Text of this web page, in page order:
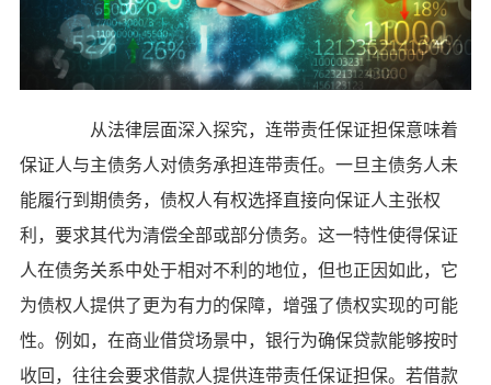
从法律层面深入探究，连带责任保证担保意味着
保证人与主债务人对债务承担连带责任。一旦主债务人未
能履行到期债务，债权人有权选择直接向保证人主张权
利，要求其代为清偿全部或部分债务。这一特性使得保证
人在债务关系中处于相对不利的地位，但也正因如此，它
为债权人提供了更为有力的保障，增强了债权实现的可能
性。例如，在商业借贷场景中，银行为确保贷款能够按时
收回，往往会要求借款人提供连带责任保证担保。若借款